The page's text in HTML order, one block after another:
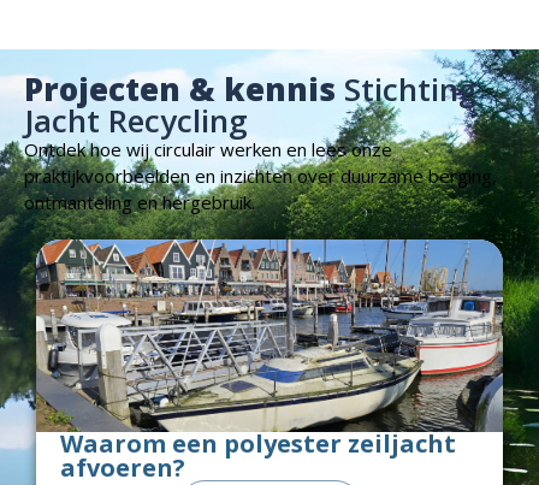
Projecten & kennis Stichting
Jacht Recycling
Ontdek hoe wij circulair werken en lees onze
praktijkvoorbeelden en inzichten over duurzame berging,
ontmanteling en hergebruik.
Waarom een polyester zeiljacht
afvoeren?